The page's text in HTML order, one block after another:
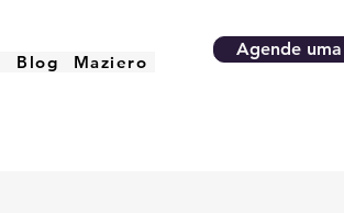
Blog Maziero
Agende